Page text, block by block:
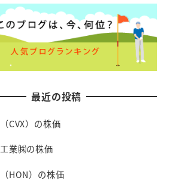
最近の投稿
CVX）の株価
業㈱の株価
HON）の株価